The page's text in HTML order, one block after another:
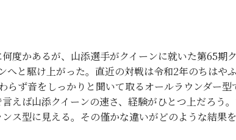
度かあるが、山添選手がクイーンに就いた第65期
と駆け上がった。直近の対戦は令和2年のちはや
ず音をしっかりと聞いて取るオールラウンダー
えば山添クイーンの速さ、経験がひとつ上だろう
型に見える。その僅かな違いがどのような結果